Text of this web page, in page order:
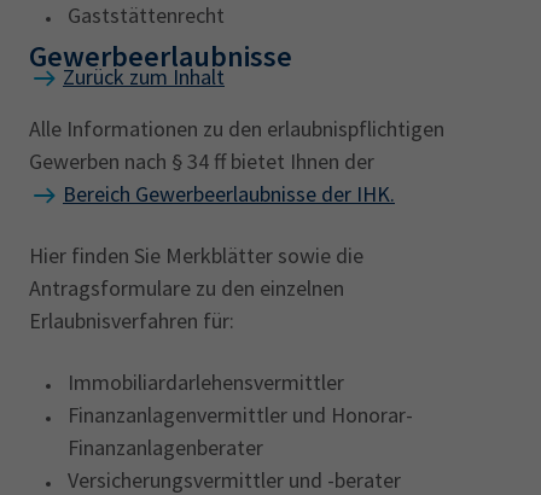
Gaststättenrecht
Zurück zum Inhalt
Gewerbeerlaubnisse
Alle Informationen zu den erlaubnispflichtigen
Gewerben nach § 34 ff bietet Ihnen der
Bereich Gewerbeerlaubnisse der IHK.
Hier finden Sie Merkblätter sowie die
Antragsformulare zu den einzelnen
Erlaubnisverfahren für:
Immobiliardarlehensvermittler
Finanzanlagenvermittler und Honorar-
Finanzanlagenberater
Versicherungsvermittler und -berater